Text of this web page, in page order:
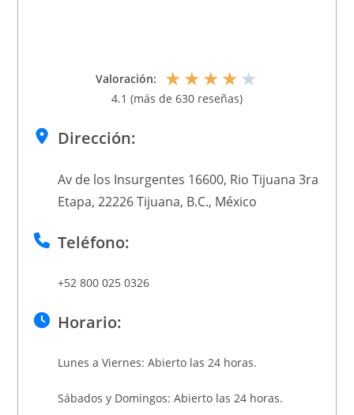
Valoración: ★★★★★
4.1 (más de 630 reseñas)
Dirección:
Av de los Insurgentes 16600, Rio Tijuana 3ra
Etapa, 22226 Tijuana, B.C., México
Teléfono:
+52 800 025 0326
Horario:
Lunes a Viernes: Abierto las 24 horas.
Sábados y Domingos: Abierto las 24 horas.